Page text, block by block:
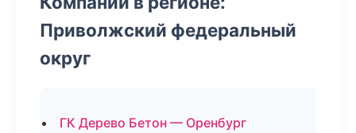
Приволжский федеральный
округ
ГК Дерево Бетон — Оренбург